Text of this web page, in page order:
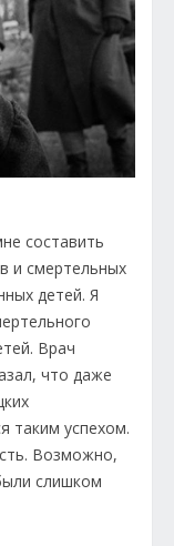
составить
и смертельных
детей. Я
Врач
что даже
таким успехом.
Возможно,
слишком